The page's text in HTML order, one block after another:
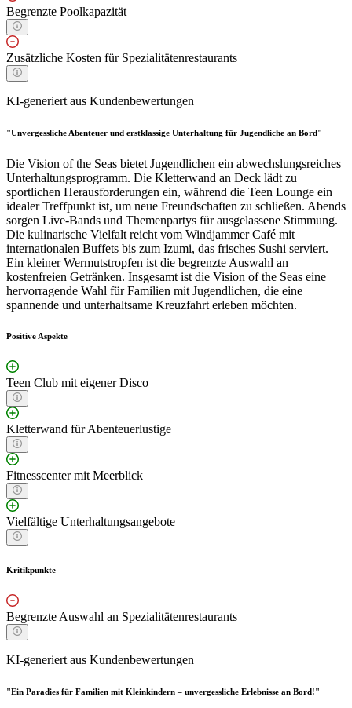
Begrenzte Poolkapazität
Zusätzliche Kosten für Spezialitätenrestaurants
KI-generiert aus Kundenbewertungen
"Unvergessliche Abenteuer und erstklassige Unterhaltung für Jugendliche an Bord"
Die Vision of the Seas bietet Jugendlichen ein abwechslungsreiches
Unterhaltungsprogramm. Die Kletterwand an Deck lädt zu
sportlichen Herausforderungen ein, während die Teen Lounge ein
idealer Treffpunkt ist, um neue Freundschaften zu schließen. Abends
sorgen Live-Bands und Themenpartys für ausgelassene Stimmung.
Die kulinarische Vielfalt reicht vom Windjammer Café mit
internationalen Buffets bis zum Izumi, das frisches Sushi serviert.
Ein kleiner Wermutstropfen ist die begrenzte Auswahl an
kostenfreien Getränken. Insgesamt ist die Vision of the Seas eine
hervorragende Wahl für Familien mit Jugendlichen, die eine
spannende und unterhaltsame Kreuzfahrt erleben möchten.
Positive Aspekte
Teen Club mit eigener Disco
Kletterwand für Abenteuerlustige
Fitnesscenter mit Meerblick
Vielfältige Unterhaltungsangebote
Kritikpunkte
Begrenzte Auswahl an Spezialitätenrestaurants
KI-generiert aus Kundenbewertungen
"Ein Paradies für Familien mit Kleinkindern – unvergessliche Erlebnisse an Bord!"